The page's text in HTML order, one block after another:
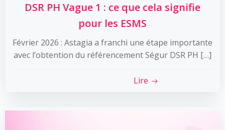
DSR PH Vague 1 : ce que cela signifie
pour les ESMS
Février 2026 : Astagia a franchi une étape importante
avec l’obtention du référencement Ségur DSR PH […]
Lire